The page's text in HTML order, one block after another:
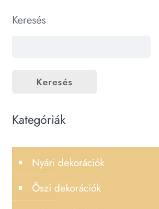
Keresés
Keresés
Kategóriák
Nyári dekorációk
Őszi dekorációk